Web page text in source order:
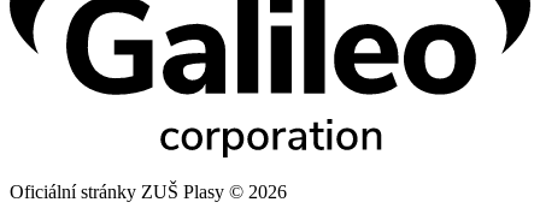
Oficiální stránky ZUŠ Plasy © 2026